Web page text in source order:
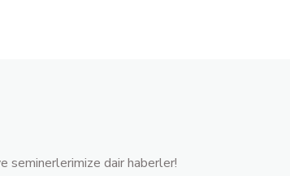
seminerlerimize dair haberler!